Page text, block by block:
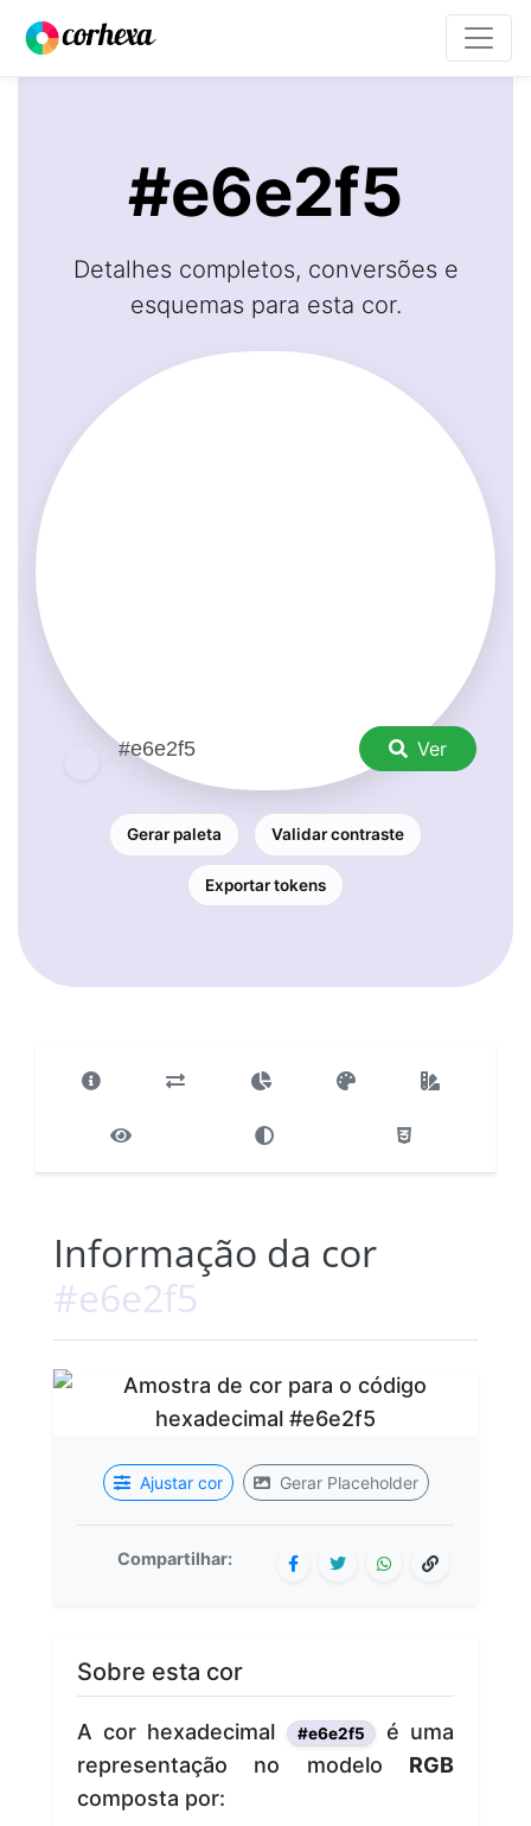
#e6e2f5
Detalhes completos, conversões e
esquemas para esta cor.
Ver
Gerar paleta Validar contraste
Exportar tokens
Informação da cor
#e6e2f5
Ajustar cor Gerar Placeholder
Compartilhar:
Sobre esta cor
A cor hexadecimal #e6e2f5
é uma
representação no modelo RGB
composta por: